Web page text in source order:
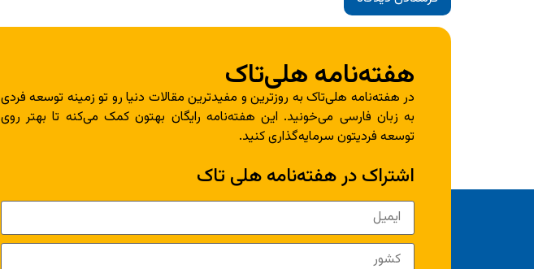
هفته‌نامه هلی‌تاک
در هفته‌نامه هلی‌تاک به روزترین و مفیدترین مقالات دنیا رو تو زمینه توسعه فردی
به زبان فارسی می‌خونید. این هفته‌نامه رایگان بهتون کمک می‌کنه تا بهتر روی
توسعه فردیتون سرمایه‌گذاری کنید.
اشتراک در هفته‌نامه هلی تاک